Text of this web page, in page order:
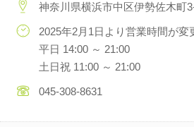
神奈川県横浜市中区伊勢佐木町
2025年2月1日より営業時間が変
平日 14:00 ～ 21:00
土日祝 11:00 ～ 21:00
045-308-8631